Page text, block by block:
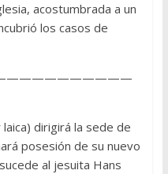
acostumbrada a un
los casos de
dirigirá la sede de
posesión de su nuevo
al jesuita Hans